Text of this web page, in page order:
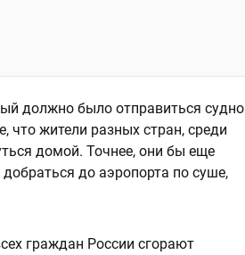
должно было отправиться судно
что жители разных стран, среди
домой. Точнее, они бы еще
до аэропорта по суше,
граждан России сгорают